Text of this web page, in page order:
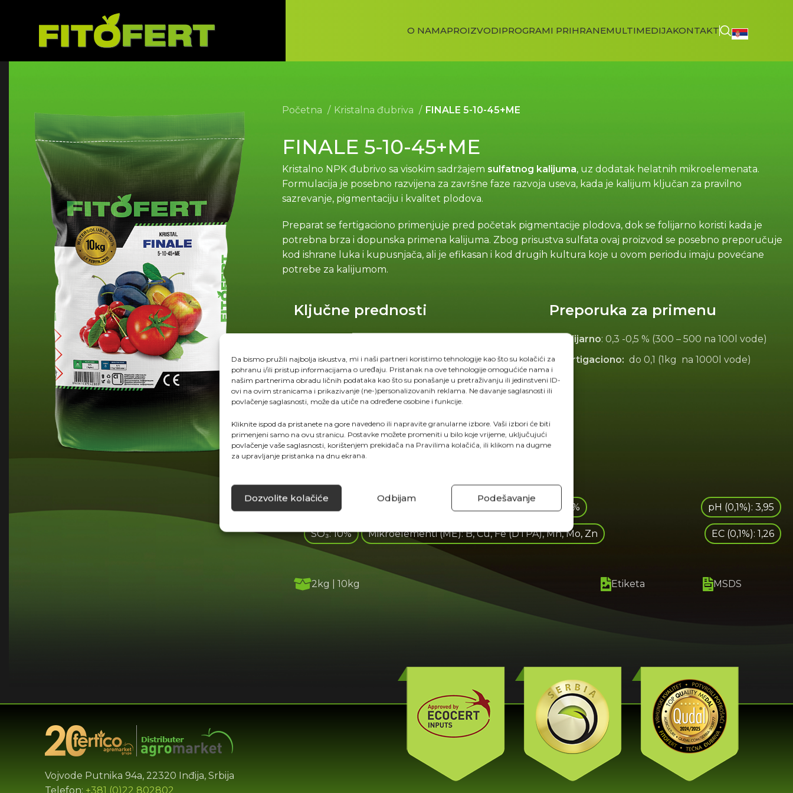
Da bismo pružili najbolja iskustva, mi i naši partneri koristimo tehnologije kao što su kolačići za
pohranu i/ili pristup informacijama o uređaju. Pristanak na ove tehnologije omogućiće nama i
našim partnerima obradu ličnih podataka kao što su ponašanje u pretraživanju ili jedinstveni ID-
ovi na ovim stranicama i prikazivanje (ne-)personalizovanih reklama. Ne davanje saglasnosti ili
povlačenje saglasnosti, može da utiče na određene osobine i funkcije.
Kliknite ispod da pristanete na gore navedeno ili napravite granularne izbore. Vaši izbori će biti
primenjeni samo na ovu stranicu. Postavke možete promeniti u bilo koje vrijeme, uključujući
povlačenje vaše saglasnosti, korištenjem prekidača na Pravilima kolačića, ili klikom na dugme
za upravljanje pristanka na dnu ekrana.
Dozvolite kolačiće Odbijam Podešavanje
O NAMAPROIZVODIPROGRAMI PRIHRANEMULTIMEDIJAKONTAKT
Početna Kristalna đubriva FINALE 5-10-45+ME
FINALE 5-10-45+ME
Kristalno NPK đubrivo sa visokim sadržajem sulfatnog kalijuma, uz dodatak helatnih mikroelemenata.
Formulacija je posebno razvijena za završne faze razvoja useva, kada je kalijum ključan za pravilno
sazrevanje, pigmentaciju i kvalitet plodova.
Preparat se fertigaciono primenjuje pred početak pigmentacije plodova, dok se folijarno koristi kada je
potrebna brza i dopunska primena kalijuma. Zbog prisustva sulfata ovaj proizvod se posebno preporučuje
kod ishrane luka i kupusnjača, ali je efikasan i kod drugih kultura koje u ovom periodu imaju povećane
potrebe za kalijumom.
Ključne prednosti
usvojiv i efikasan
Stimuliše sazrevanje i poboljšava pigmentaciju
plodova
Dodatak helatnih mikroelemenata za
balansiranu ishranu
Preporuka za primenu
Folijarno: 0,3 -0,5 % (300 – 500 na 100l vode)
Fertigaciono: do 0,1 (1kg na 1000l vode)
N: 5% (N-NO₃⁻: 3%), (N-NH₄⁺: 2%) K₂O: 45%
SO₃: 10% Mikroelementi (ME): B, Cu, Fe (DTPA), Mn, Mo, Zn
pH (0,1%): 3,95
EC (0,1%): 1,26
2kg | 10kg Etiketa MSDS
Vojvode Putnika 94a, 22320 Inđija, Srbija
Telefon: +381 (0)22 802802